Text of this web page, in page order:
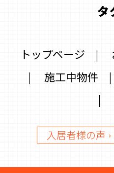
トップページ |
| 施工中物件
|
入居者様の声